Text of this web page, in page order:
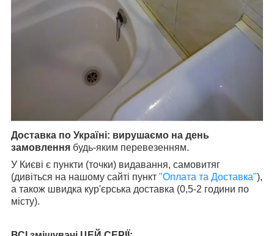
Доставка по Україні: вирушаємо на день
замовлення будь-яким перевезенням.
У Києві є пункти (точки) видавання, самовитяг
(дивіться на нашому сайті пункт "Оплата та Доставка"),
а також швидка кур'єрська доставка (0,5-2 години по
місту).